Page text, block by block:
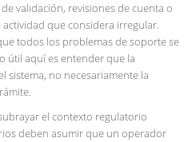
validación, revisiones de cuenta o
que considera irregular.
todos los problemas de soporte se
útil aquí es entender que la
sistema, no necesariamente la
el contexto regulatorio
deben asumir que un operador